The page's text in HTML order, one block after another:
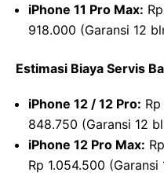
iPhone 11 Pro Max:
918.000 (Garansi 12
Estimasi Biaya Servis
iPhone 12 / 12 Pro:
848.750 (Garansi 12
iPhone 12 Pro Max:
Rp 1.054.500 (Garansi